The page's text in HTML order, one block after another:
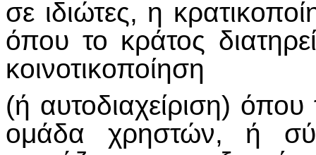
σε ιδιώτες, η
όπου το κράτος
κοινοτικοποίηση
(ή αυτοδιαχείριση)
ομάδα χρηστών, ή